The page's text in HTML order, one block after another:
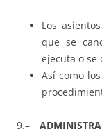
Los
que se
ejecuta o se
Así como
9.–